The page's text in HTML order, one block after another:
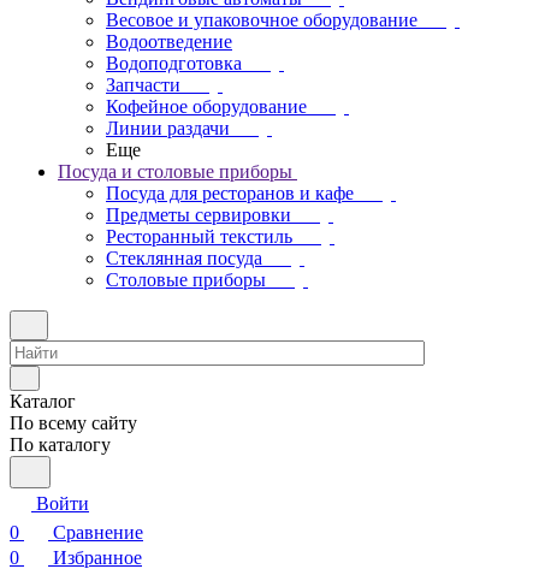
Весовое и упаковочное оборудование
Водоотведение
Водоподготовка
Запчасти
Кофейное оборудование
Линии раздачи
Еще
Посуда и столовые приборы
Посуда для ресторанов и кафе
Предметы сервировки
Ресторанный текстиль
Стеклянная посуда
Столовые приборы
Каталог
По всему сайту
По каталогу
Войти
0
Сравнение
0
Избранное